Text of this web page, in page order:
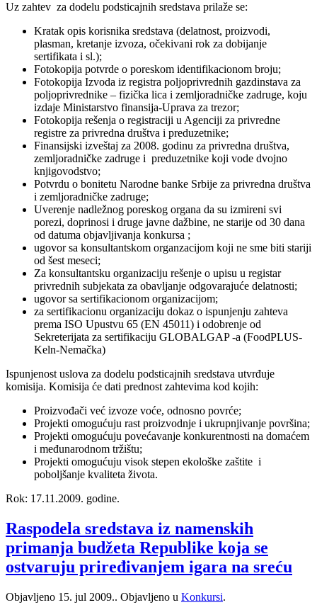
Uz zahtev za dodelu podsticajnih sredstava prilaže se:
Kratak opis korisnika sredstava (delatnost, proizvodi,
plasman, kretanje izvoza, očekivani rok za dobijanje
sertifikata i sl.);
Fotokopija potvrde o poreskom identifikacionom broju;
Fotokopija Izvoda iz registra poljoprivrednih gazdinstava za
poljoprivrednike – fizička lica i zemljoradničke zadruge, koju
izdaje Ministarstvo finansija-Uprava za trezor;
Fotokopija rešenja o registraciji u Agenciji za privredne
registre za privredna društva i preduzetnike;
Finansijski izveštaj za 2008. godinu za privredna društva,
zemljoradničke zadruge i preduzetnike koji vode dvojno
knjigovodstvo;
Potvrdu o bonitetu Narodne banke Srbije za privredna društva
i zemljoradničke zadruge;
Uverenje nadležnog poreskog organa da su izmireni svi
porezi, doprinosi i druge javne dažbine, ne starije od 30 dana
od datuma objavljivanja konkursa ;
ugovor sa konsultantskom organzacijom koji ne sme biti stariji
od šest meseci;
Za konsultantsku organizaciju rešenje o upisu u registar
privrednih subjekata za obavljanje odgovarajuće delatnosti;
ugovor sa sertifikacionom organizacijom;
za sertifikacionu organizaciju dokaz o ispunjenju zahteva
prema ISO Upustvu 65 (EN 45011) i odobrenje od
Sekreterijata za sertifikaciju GLOBALGAP -a (FoodPLUS-
Keln-Nemačka)
Ispunjenost uslova za dodelu podsticajnih sredstava utvrđuje
komisija. Komisija će dati prednost zahtevima kod kojih:
Proizvođači već izvoze voće, odnosno povrće;
Projekti omogućuju rast proizvodnje i ukrupnjivanje površina;
Projekti omogućuju povećavanje konkurentnosti na domaćem
i međunarodnom tržištu;
Projekti omogućuju visok stepen ekološke zaštite i
poboljšanje kvaliteta života.
Rok: 17.11.2009. godine.
Raspodela sredstava iz namenskih
primanja budžeta Republike koja se
ostvaruju priređivanjem igara na sreću
Objavljeno 15. jul 2009.. Objavljeno u Konkursi.